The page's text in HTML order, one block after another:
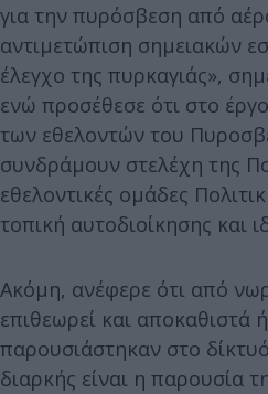
για την πυρόσβεση από
αντιμετώπιση σημειακών
έλεγχο της πυρκαγιάς»,
ενώ προσέθεσε ότι στο
των εθελοντών του
συνδράμουν στελέχη της
εθελοντικές ομάδες
τοπική αυτοδιοίκησης και
Ακόμη, ανέφερε ότι από
επιθεωρεί και αποκαθιστά
παρουσιάστηκαν στο
διαρκής είναι η παρουσία